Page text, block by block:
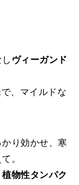
ヴィーガンド
、マイルドな
り効かせ、寒
。
植物性タンパク